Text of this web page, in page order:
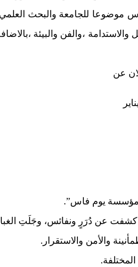
موضوعا للجامعة والبحث
،والفن والبيئة
عن
“مؤسسة يوم فاس”.
كشفت عن دُرَرٍ ونفائس، وجَلَتِ
والأمن والاستقرار.